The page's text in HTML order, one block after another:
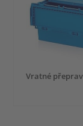
Vratné